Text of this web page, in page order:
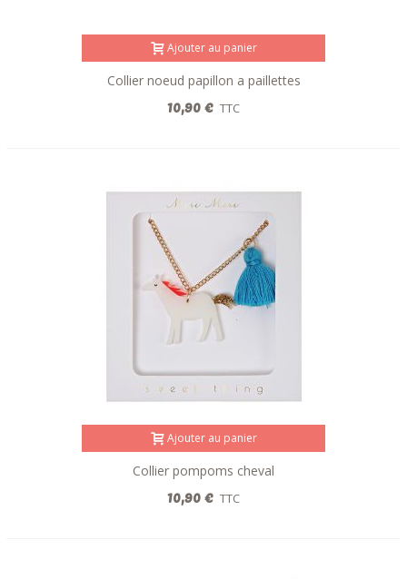
Ajouter au panier
Collier noeud papillon a paillettes
10,90 € TTC
Ajouter au panier
Collier pompoms cheval
10,90 € TTC